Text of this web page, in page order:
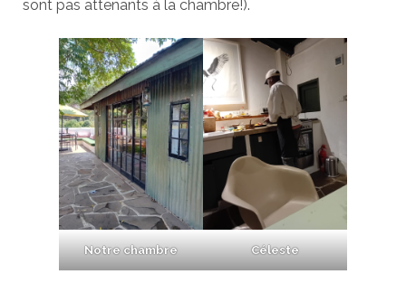
sont pas attenants à la chambre!).
Notre chambre Céleste